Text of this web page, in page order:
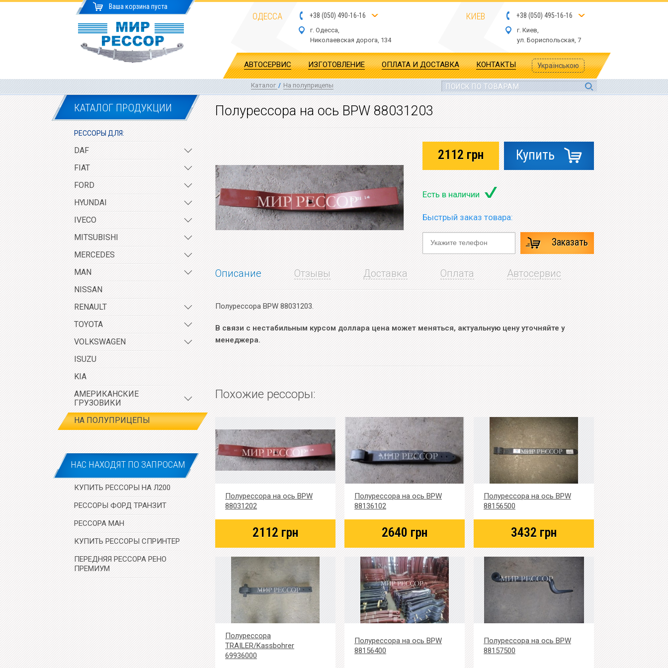
Ваша корзина пуста
ОДЕССА +38 (050) 490-16-16
г. Одесса,
Николаевская дорога, 134
КИЕВ +38 (050) 495-16-16
г. Киев,
ул. Бориспольская, 7
АВТОСЕРВИС ИЗГОТОВЛЕНИЕ ОПЛАТА И ДОСТАВКА КОНТАКТЫ Українською
КАТАЛОГ ПРОДУКЦИИ
РЕССОРЫ ДЛЯ:
DAF
FIAT
FORD
HYUNDAI
IVECO
MITSUBISHI
MERCEDES
MAN
NISSAN
RENAULT
TOYOTA
VOLKSWAGEN
ISUZU
KIA
АМЕРИКАНСКИЕ
ГРУЗОВИКИ
НА ПОЛУПРИЦЕПЫ
НАС НАХОДЯТ ПО ЗАПРОСАМ
КУПИТЬ РЕССОРЫ НА Л200
РЕССОРЫ ФОРД ТРАНЗИТ
РЕССОРА МАН
КУПИТЬ РЕССОРЫ СПРИНТЕР
ПЕРЕДНЯЯ РЕССОРА РЕНО
ПРЕМИУМ
Каталог / На полуприцепы
Полурессора на ось BPW 88031203
2112 грн Купить
Есть в наличии
Быстрый заказ товара:
Заказать
Описание Отзывы Доставка Оплата Автосервис
Полурессора BPW 88031203.
В связи с нестабильным курсом доллара цена может меняться, актуальную цену уточняйте у
менеджера.
Похожие рессоры:
Полурессора на ось BPW
88031202
2112 грн
Полурессора на ось BPW
88136102
2640 грн
Полурессора на ось BPW
88156500
3432 грн
Полурессора
TRAILER/Kassbohrer
69936000
Полурессора на ось BPW
88156400
Полурессора на ось BPW
88157500